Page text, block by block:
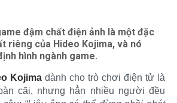
đậm chất điện ảnh là một đặc
riêng của Hideo Kojima, và nó
hình ngành game.
Kojima dành cho trò chơi điện tử là
cãi, nhưng hẳn nhiều người đều